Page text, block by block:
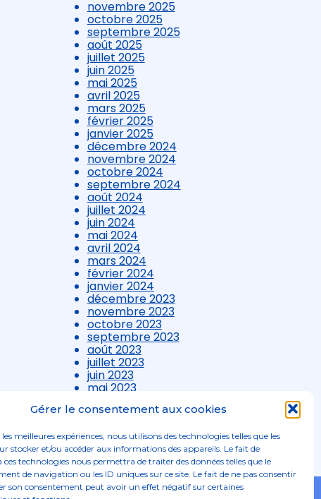
Gérer le consentement aux cookies
meilleures expériences, nous utilisons des technologies telles que les
stocker et/ou accéder aux informations des appareils. Le fait de
ces technologies nous permettra de traiter des données telles que le
de navigation ou les ID uniques sur ce site. Le fait de ne pas consentir
son consentement peut avoir un effet négatif sur certaines
novembre 2025
octobre 2025
septembre 2025
août 2025
juillet 2025
juin 2025
mai 2025
avril 2025
mars 2025
février 2025
janvier 2025
décembre 2024
novembre 2024
octobre 2024
septembre 2024
août 2024
juillet 2024
juin 2024
mai 2024
avril 2024
mars 2024
février 2024
janvier 2024
décembre 2023
novembre 2023
octobre 2023
septembre 2023
août 2023
juillet 2023
juin 2023
mai 2023
mars 2023